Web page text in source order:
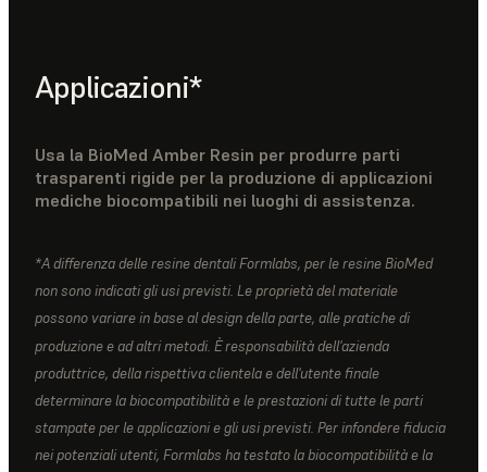
Applicazioni*
Usa la BioMed Amber Resin per produrre parti
trasparenti rigide per la produzione di applicazioni
mediche biocompatibili nei luoghi di assistenza.
*A differenza delle resine dentali Formlabs, per le resine BioMed
non sono indicati gli usi previsti. Le proprietà del materiale
possono variare in base al design della parte, alle pratiche di
produzione e ad altri metodi. È responsabilità dell'azienda
produttrice, della rispettiva clientela e dell'utente finale
determinare la biocompatibilità e le prestazioni di tutte le parti
stampate per le applicazioni e gli usi previsti. Per infondere fiducia
nei potenziali utenti, Formlabs ha testato la biocompatibilità e la